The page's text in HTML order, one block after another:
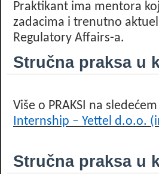
Praktikant ima mentora
zadacima i trenutno
Regulatory Affairs-a.
Stručna praksa u
Više o PRAKSI na
Internship – Yettel d.o.o.
Stručna praksa u